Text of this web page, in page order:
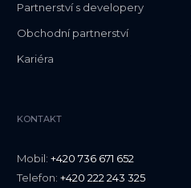
Partnerství s developery
Obchodní partnerství
Kariéra
KONTAKT
Mobil: +420 736 671 652
Telefon: +420 222 243 325